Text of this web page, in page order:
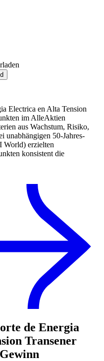
Electrica en Alta Tension
im AlleAktien
aus Wachstum, Risiko,
unabhängigen 50-Jahres-
World) erzielten
konsistent die
de Energia
Transener